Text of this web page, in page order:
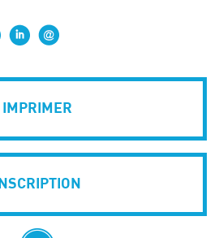
IMPRIMER
INSCRIPTION